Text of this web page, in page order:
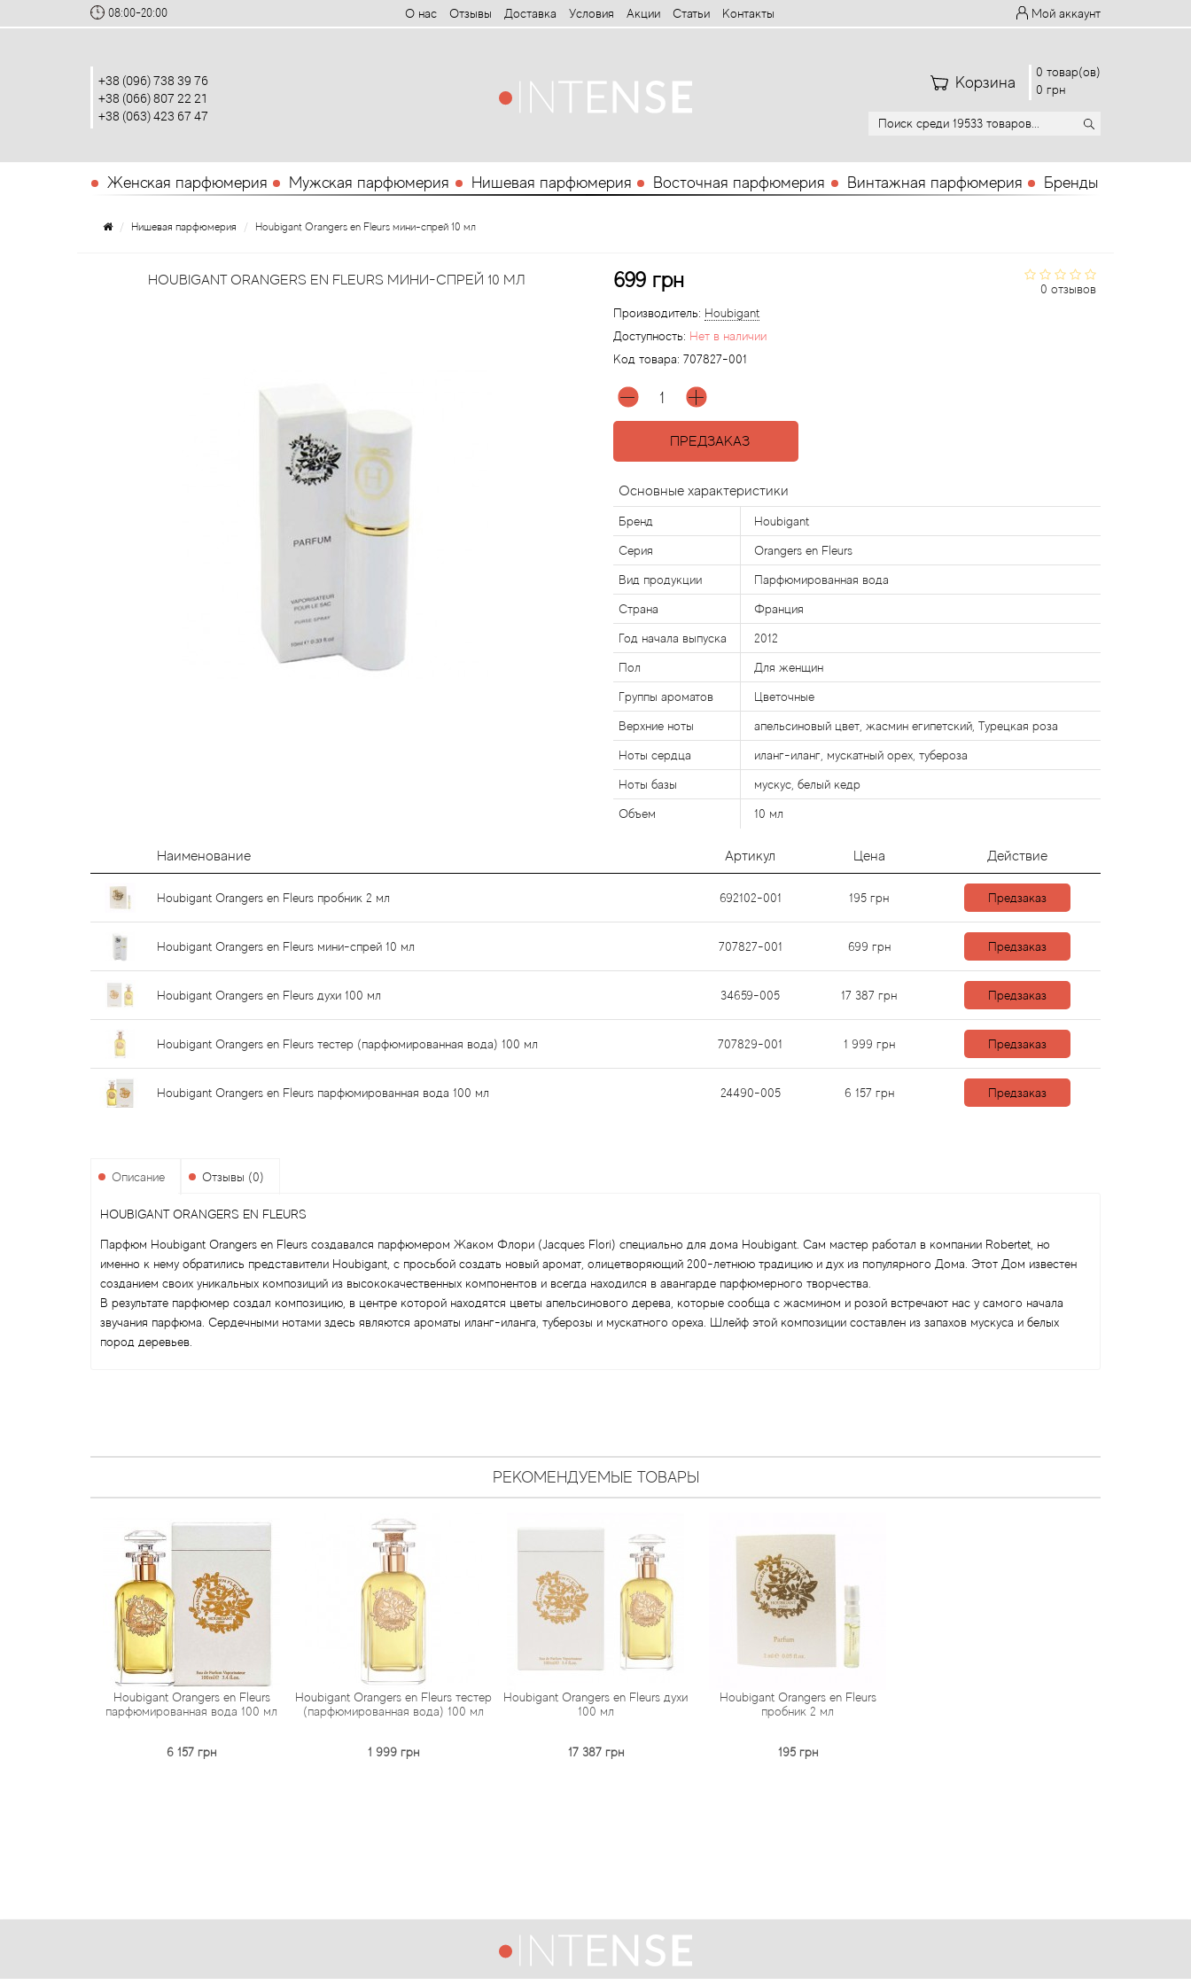
08:00-20:00 О нас Отзывы Доставка Условия Aкции Статьи Контакты Мой аккаунт
+38 (096) 738 39 76
+38 (066) 807 22 21
+38 (063) 423 67 47
Корзина
0 товар(ов)
0 грн
Женская парфюмерия Мужская парфюмерия Нишевая парфюмерия Восточная парфюмерия Винтажная парфюмерия Бренды
Нишевая парфюмерия Houbigant Orangers en Fleurs мини-спрей 10 мл
HOUBIGANT ORANGERS EN FLEURS МИНИ-СПРЕЙ 10 МЛ
0 отзывов
699 грн
Производитель: Houbigant
Доступность: Нет в наличии
Код товара: 707827-001
ПРЕДЗАКАЗ
Основные характеристики
Бренд Houbigant
Серия Orangers en Fleurs
Вид продукции Парфюмированная вода
Страна Франция
Год начала выпуска 2012
Пол Для женщин
Группы ароматов Цветочные
Верхние ноты апельсиновый цвет, жасмин египетский, Турецкая роза
Ноты сердца иланг-иланг, мускатный орех, тубероза
Ноты базы мускус, белый кедр
Объем 10 мл
Наименование Артикул Цена Действие
Houbigant Orangers en Fleurs пробник 2 мл 692102-001 195 грн Предзаказ
Houbigant Orangers en Fleurs мини-спрей 10 мл 707827-001 699 грн Предзаказ
Houbigant Orangers en Fleurs духи 100 мл 34659-005 17 387 грн Предзаказ
Houbigant Orangers en Fleurs тестер (парфюмированная вода) 100 мл 707829-001 1 999 грн Предзаказ
Houbigant Orangers en Fleurs парфюмированная вода 100 мл 24490-005 6 157 грн Предзаказ
Описание Отзывы (0)
HOUBIGANT ORANGERS EN FLEURS
Парфюм Houbigant Orangers en Fleurs создавался парфюмером Жаком Флори (Jacques Flori) специально для дома Houbigant. Сам мастер работал в компании Robertet, но
именно к нему обратились представители Houbigant, с просьбой создать новый аромат, олицетворяющий 200-летнюю традицию и дух из популярного Дома. Этот Дом известен
созданием своих уникальных композиций из высококачественных компонентов и всегда находился в авангарде парфюмерного творчества.
В результате парфюмер создал композицию, в центре которой находятся цветы апельсинового дерева, которые сообща с жасмином и розой встречают нас у самого начала
звучания парфюма. Сердечными нотами здесь являются ароматы иланг-иланга, туберозы и мускатного ореха. Шлейф этой композиции составлен из запахов мускуса и белых
пород деревьев.
РЕКОМЕНДУЕМЫЕ ТОВАРЫ
Houbigant Orangers en Fleurs
парфюмированная вода 100 мл
6 157 грн
Houbigant Orangers en Fleurs тестер
(парфюмированная вода) 100 мл
1 999 грн
Houbigant Orangers en Fleurs духи
100 мл
17 387 грн
Houbigant Orangers en Fleurs
пробник 2 мл
195 грн